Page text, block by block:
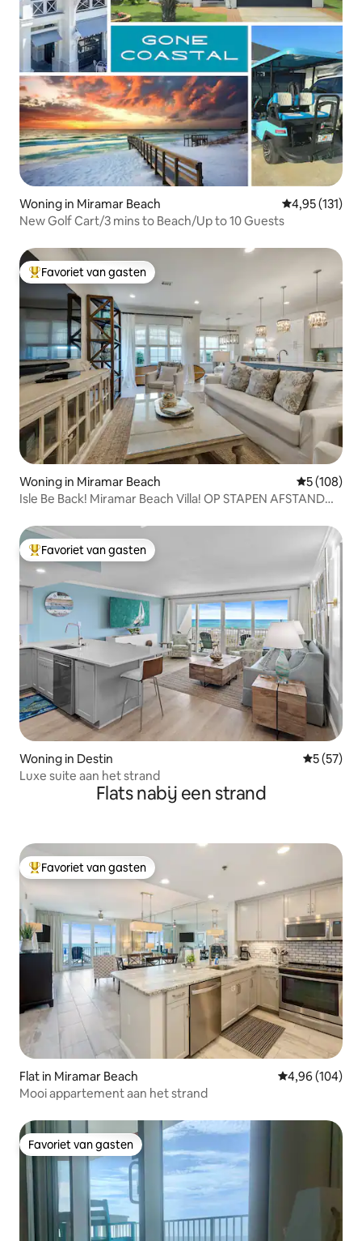
Woning in Miramar Beach Gemiddelde
4,95 (131)
New Golf Cart/3 mins to Beach/Up to 10 Guests
Topfavoriet van gasten
Favoriet van gasten
Woning in Miramar Beach
5 (108)
Isle Be Back! Miramar Beach Villa! OP STAPEN AFSTAND
Topfavoriet van gasten
Favoriet van gasten
Woning in Destin
5 (57)
Luxe suite aan het strand
Flats nabij een strand
Topfavoriet van gasten
Favoriet van gasten
Flat in Miramar Beach Gemiddelde
4,96 (104)
Mooi appartement aan het strand
Favoriet van gasten
Favoriet van gasten